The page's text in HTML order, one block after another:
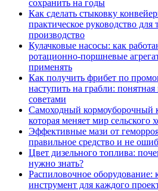
сохранить на годы
Как сделать стыковку
практическое руководство для
производство
Кулачковые насосы: как
ротационно‑поршневые
применять
Как получить фрибет по
наступить на грабли:
советами
Самоходный кормоуборочный
которая меняет мир сельского
Эффективные мази от
правильное средство и не
Цвет дизельного топлива:
нужно знать?
Распиловочное оборудование:
инструмент для каждого